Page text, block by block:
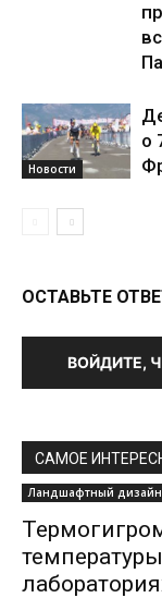
Новости
о
ОСТАВЬТЕ
ВОЙДИТЕ,
САМОЕ
Ландшафтный дизайн